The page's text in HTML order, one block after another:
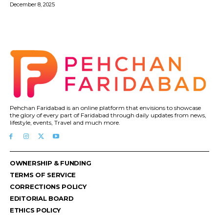
December 8, 2025
Pehchan Faridabad is an online platform that envisions to showcase
the glory of every part of Faridabad through daily updates from news,
lifestyle, events, Travel and much more.
OWNERSHIP & FUNDING
TERMS OF SERVICE
CORRECTIONS POLICY
EDITORIAL BOARD
ETHICS POLICY